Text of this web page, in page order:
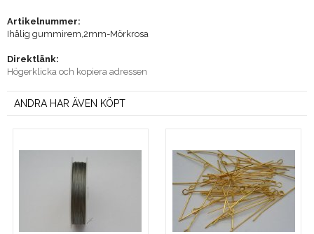
Artikelnummer:
Ihålig gummirem,2mm-Mörkrosa
Direktlänk:
Högerklicka och kopiera adressen
ANDRA HAR ÄVEN KÖPT